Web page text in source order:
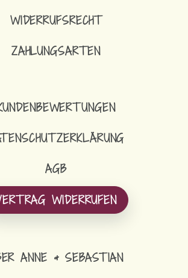
WIDERRUFSRECHT
ZAHLUNGSARTEN
AGB
WIDERRUFEN
ANNE & SEBASTIAN